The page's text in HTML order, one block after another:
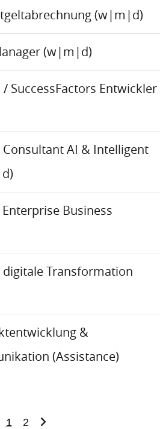
(w|m|d)
(w|m|d)
/ SuccessFactors Entwickler
Consultant AI & Intelligent
Business
digitale Transformation
&
(Assistance)
1 2